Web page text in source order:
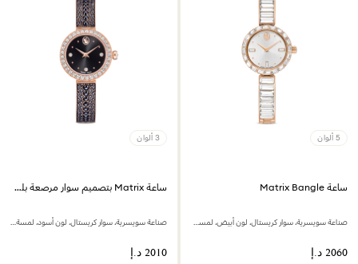
5 ألوان
ساعة Matrix Bangle
صناعة سويسرية، سوار كريستال، لون أبيض، لمسة نهائية بلون ذهبي وردي
3 ألوان
ساعة Matrix بتصميم سوار مرصعة بلؤلؤ كريستال
صناعة سويسرية، سوار كريستال، لون أسود، لمسة نهائية بلون ذهبي وردي